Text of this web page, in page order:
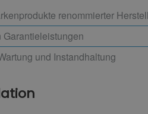
renommierter
und Instandhaltung